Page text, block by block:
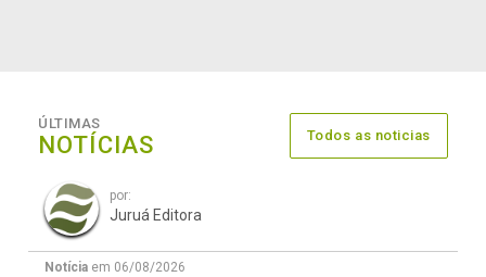
ÚLTIMAS
NOTÍCIAS Todos as noticias
por:
Juruá Editora
Notícia em 06/08/2026